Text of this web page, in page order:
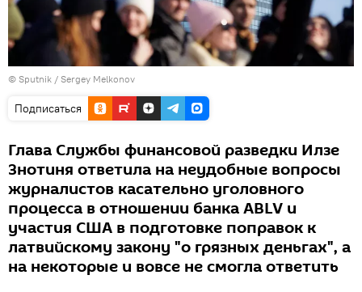
© Sputnik / Sergey Melkonov
Подписаться
Глава Службы финансовой разведки Илзе
Знотиня ответила на неудобные вопросы
журналистов касательно уголовного
процесса в отношении банка ABLV и
участия США в подготовке поправок к
латвийскому закону "о грязных деньгах", а
на некоторые и вовсе не смогла ответить